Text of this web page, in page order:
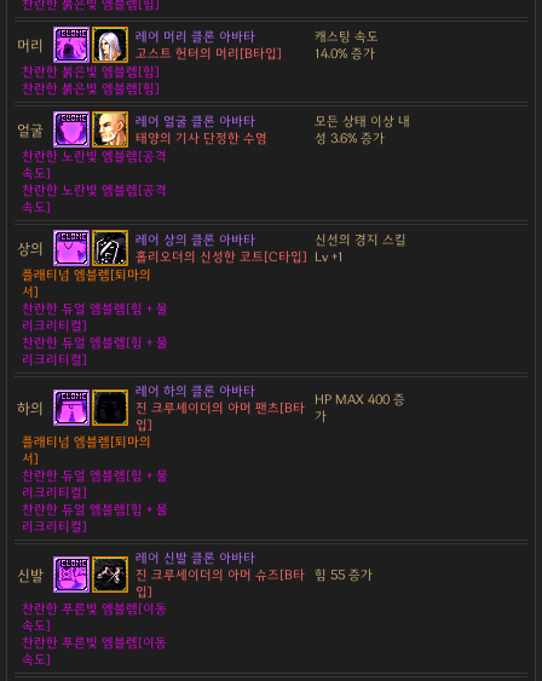
찬란한 붉은빛 엠블렘[힘]
머리
레어 머리 클론 아바타
고스트 헌터의 머리[B타입]
캐스팅 속도
14.0% 증가
찬란한 붉은빛 엠블렘[힘]
찬란한 붉은빛 엠블렘[힘]
얼굴
레어 얼굴 클론 아바타
태양의 기사 단정한 수염
모든 상태 이상 내
성 3.6% 증가
찬란한 노란빛 엠블렘[공격
속도]
찬란한 노란빛 엠블렘[공격
속도]
상의
레어 상의 클론 아바타
홀리오더의 신성한 코트[C타입]
신선의 경지 스킬
Lv +1
플래티넘 엠블렘[퇴마의
서]
찬란한 듀얼 엠블렘[힘 + 물
리크리티컬]
찬란한 듀얼 엠블렘[힘 + 물
리크리티컬]
하의
레어 하의 클론 아바타
진 크루세이더의 아머 팬츠[B타
입]
HP MAX 400 증
가
플래티넘 엠블렘[퇴마의
서]
찬란한 듀얼 엠블렘[힘 + 물
리크리티컬]
찬란한 듀얼 엠블렘[힘 + 물
리크리티컬]
신발
레어 신발 클론 아바타
진 크루세이더의 아머 슈즈[B타
입]
힘 55 증가
찬란한 푸른빛 엠블렘[이동
속도]
찬란한 푸른빛 엠블렘[이동
속도]